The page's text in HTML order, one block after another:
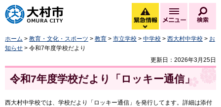
大村市
緊急情報
緊急情報を開く
メニュー
ホーム > 教育・文化・スポーツ > 教育 > 市立学校 > 中学校 > 西大村中学校 > お
知らせ > 令和7年度学校だより
更新日：2026年3月25日
令和7年度学校だより「ロッキー通信」
西大村中学校では、学校だより「ロッキー通信」を発行してます。詳細は添付